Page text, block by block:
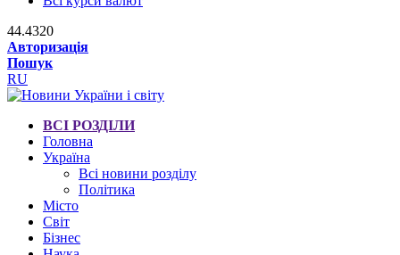
44.4320
Авторизація
Пошук
RU
ВСІ РОЗДІЛИ
Головна
Україна
Всі новини розділу
Політика
Місто
Світ
Бізнес